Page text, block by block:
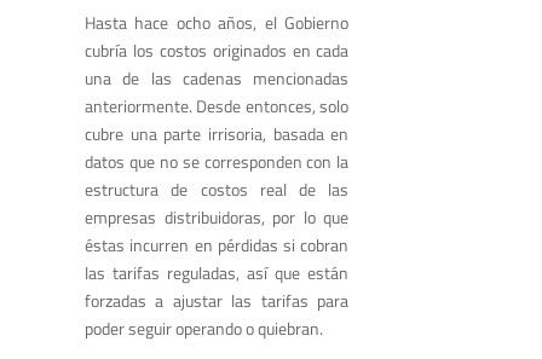
Hasta hace ocho años, el Gobierno
cubría los costos originados en cada
una de las cadenas mencionadas
anteriormente. Desde entonces, solo
cubre una parte irrisoria, basada en
datos que no se corresponden con la
estructura de costos real de las
empresas distribuidoras, por lo que
éstas incurren en pérdidas si cobran
las tarifas reguladas, así que están
forzadas a ajustar las tarifas para
poder seguir operando o quiebran.